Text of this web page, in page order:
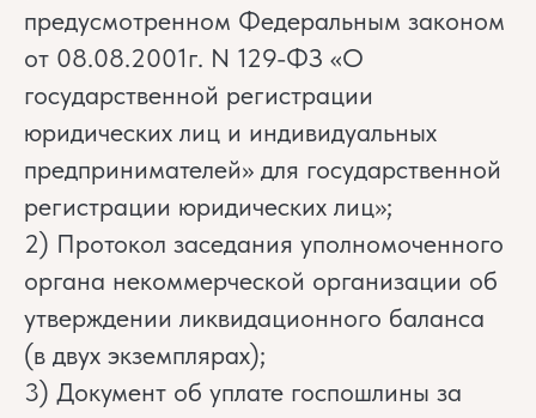
предусмотренном Федеральным законом
от 08.08.2001г. N 129-ФЗ «О
государственной регистрации
юридических лиц и индивидуальных
предпринимателей» для государственной
регистрации юридических лиц»;
2) Протокол заседания уполномоченного
органа некоммерческой организации об
утверждении ликвидационного баланса
(в двух экземплярах);
3) Документ об уплате госпошлины за